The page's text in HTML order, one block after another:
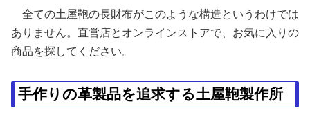
全ての土屋鞄の長財布がこのような構造というわけでは
ありません。直営店とオンラインストアで、お気に入りの
商品を探してください。
手作りの革製品を追求する土屋鞄製作所